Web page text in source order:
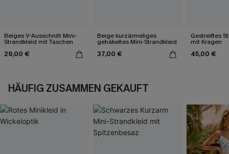
Beiges V-Ausschnitt Mini-
Strandkleid mit Taschen
29,00 €
Beige kurzärmeliges
gehäkeltes Mini-Strandkleid
37,00 €
Gestreiftes
mit Kragen
45,00 €
HÄUFIG ZUSAMMEN GEKAUFT